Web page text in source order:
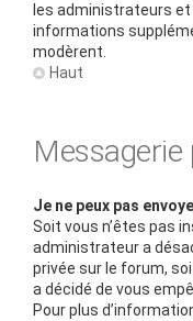
les administrateurs
informations
modèrent.
Haut
Messagerie
Je ne peux pas
Soit vous n’êtes pas
administrateur a
privée sur le forum,
a décidé de vous
Pour plus